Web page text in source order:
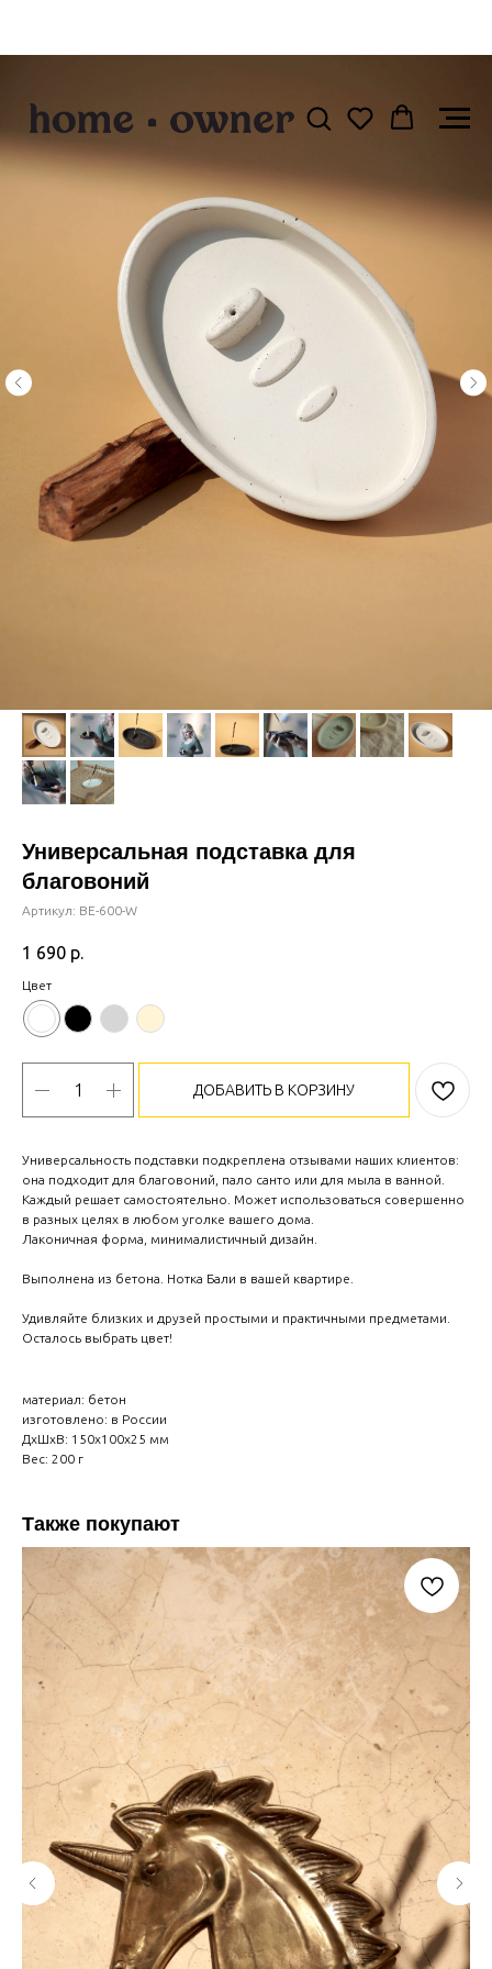
Универсальная подставка для
благовоний
Артикул: BE-600-W
1 690 р.
Цвет
ДОБАВИТЬ В КОРЗИНУ
Универсальность подставки подкреплена отзывами наших клиентов:
она подходит для благовоний, пало санто или для мыла в ванной.
Каждый решает самостоятельно. Может использоваться совершенно
в разных целях в любом уголке вашего дома.
Лаконичная форма, минималистичный дизайн.
Выполнена из бетона. Нотка Бали в вашей квартире.
Удивляйте близких и друзей простыми и практичными предметами.
Осталось выбрать цвет!
материал: бетон
изготовлено: в России
ДxШxВ: 150x100x25 мм
Вес: 200 г
Также покупают